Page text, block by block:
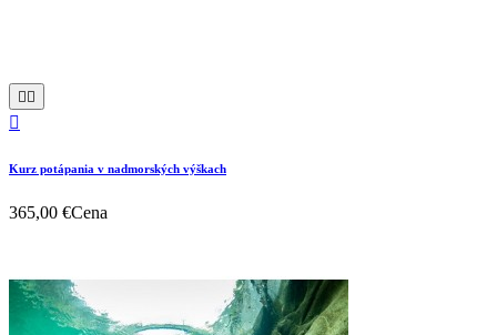


Kurz potápania v nadmorských výškach
365,00 €Cena